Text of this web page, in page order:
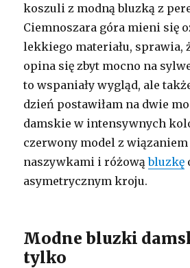
koszuli z modną bluzką z
Ciemnoszara góra mieni się
lekkiego materiału, sprawia,
opina się zbyt mocno na
to wspaniały wygląd, ale
dzień postawiłam na dwie
damskie w intensywnych
czerwony model z
naszywkami i różowąbluzkę
asymetrycznym kroju.
Modne bluzki
tylko